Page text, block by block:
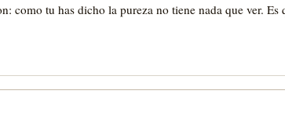
como tu has dicho la pureza no tiene nada que ver. Es